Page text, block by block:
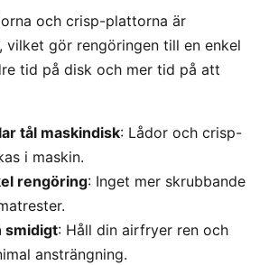
och crisp-plattorna är
vilket gör rengöringen till en enkel
tid på disk och mer tid på att
tål maskindisk: Lådor och crisp-
i maskin.
rengöring: Inget mer skrubbande
smidigt: Håll din airfryer ren och
ansträngning.